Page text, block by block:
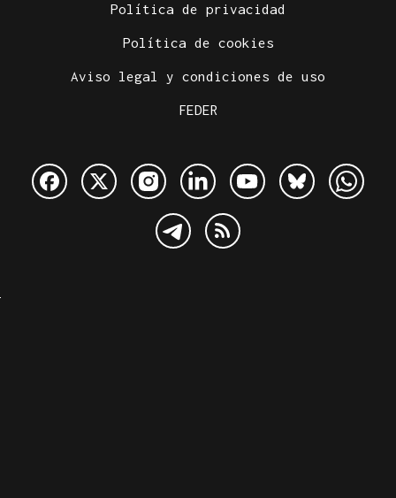
Política de privacidad
Política de cookies
Aviso legal y condiciones de uso
FEDER